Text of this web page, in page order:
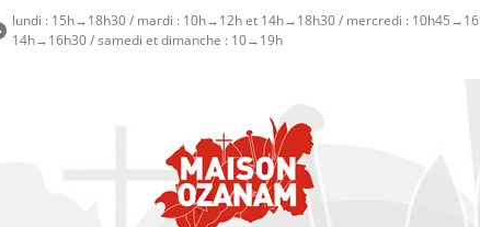
lundi : 15h→18h30 / mardi : 10h→12h et 14h→18h30 / mercredi :
14h→16h30 / samedi et dimanche : 10→19h